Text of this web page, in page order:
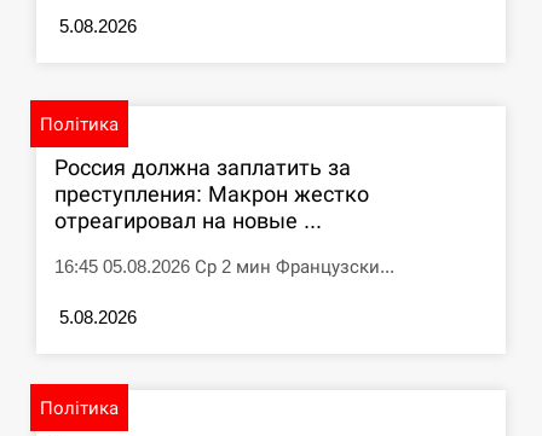
СЕРПЕНЬ
11:23
Россияне ударили “Бардеролями” по Харькову,
есть пострадавшие
5.08.2026
Політика
Россия должна заплатить за
преступления: Макрон жестко
отреагировал на новые ...
16:45 05.08.2026 Ср 2 мин Французски...
5.08.2026
Політика